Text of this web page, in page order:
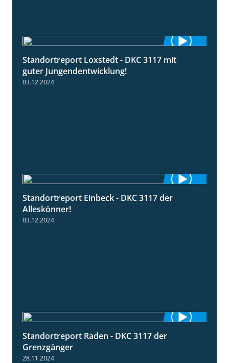
1:10
Standortreport Loxstedt - DKC 3117 mit
guter Jungendentwicklung!
03.12.2024
Standortreport Einbeck - DKC 3117 der
Alleskönner!
03.12.2024
Standortreport Raden - DKC 3117 der
Grenzgänger
28.11.2024